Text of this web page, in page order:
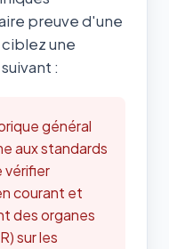
preuve d'une
une
:
général
aux standards
vérifier
courant et
des organes
sur les